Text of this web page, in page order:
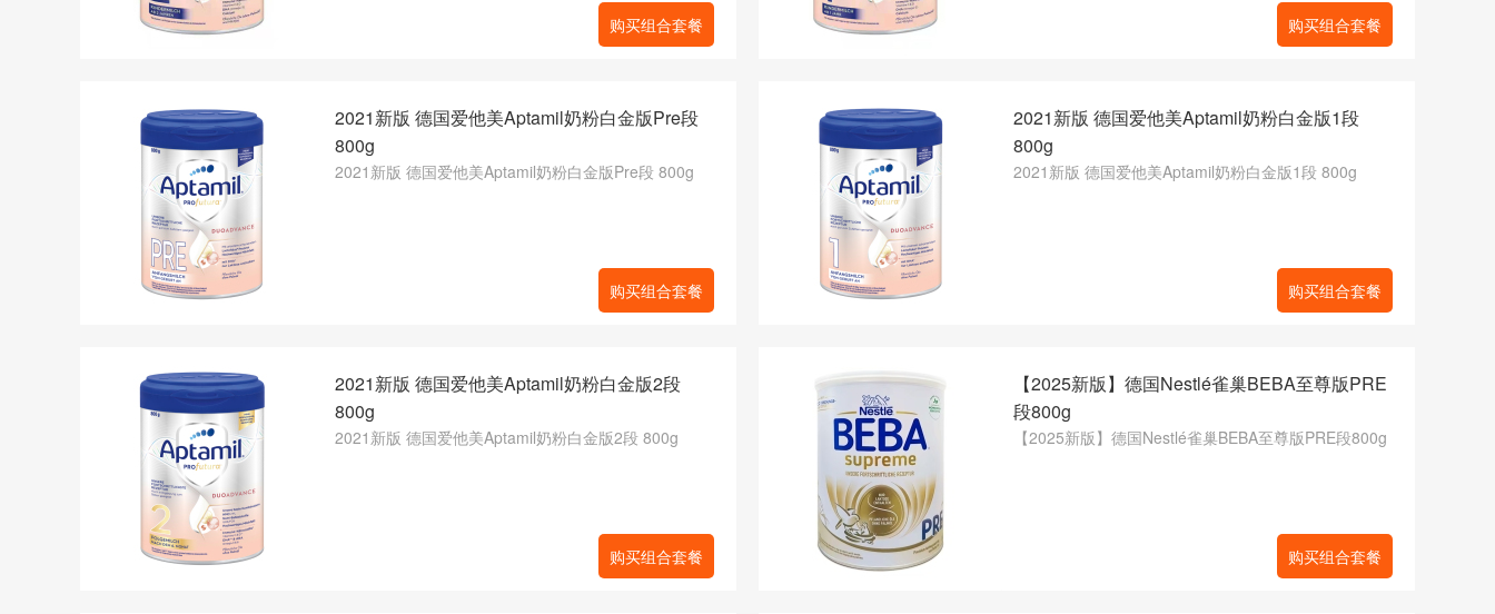
购买组合套餐 购买组合套餐
2021新版 德国爱他美Aptamil奶粉白金版Pre段
800g
2021新版 德国爱他美Aptamil奶粉白金版Pre段 800g
购买组合套餐
2021新版 德国爱他美Aptamil奶粉白金版1段
800g
2021新版 德国爱他美Aptamil奶粉白金版1段 800g
购买组合套餐
2021新版 德国爱他美Aptamil奶粉白金版2段
800g
2021新版 德国爱他美Aptamil奶粉白金版2段 800g
购买组合套餐
【2025新版】德国Nestlé雀巢BEBA至尊版PRE
段800g
【2025新版】德国Nestlé雀巢BEBA至尊版PRE段800g
购买组合套餐